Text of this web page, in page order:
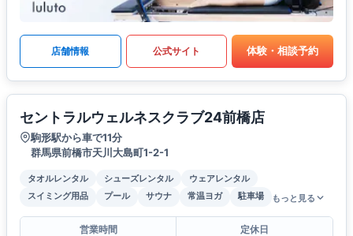
店舗情報 公式サイト 体験・相談予約
セントラルウェルネスクラブ24前橋店
駒形駅から車で11分
群馬県前橋市天川大島町1-2-1
タオルレンタル シューズレンタル
ウェアレンタル
スイミング用品
プール サウナ 常温ヨガ 駐車場 もっと見る
営業時間
定休日